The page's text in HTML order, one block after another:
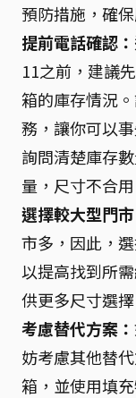
預防措施，確
提前電話確認：
11之前，建議
箱的庫存情況
務，讓你可以
詢問清楚庫存
量，尺寸不合用
選擇較大型門市
市多，因此，
以提高找到所
供更多尺寸選
考慮替代方案：
妨考慮其他替
箱，並使用填